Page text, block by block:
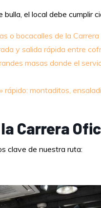
el local debe cumplir
o bocacalles de la Carrera
y salida rápida entre
masas donde el
rápido: montaditos,
Carrera
clave de nuestra ruta: